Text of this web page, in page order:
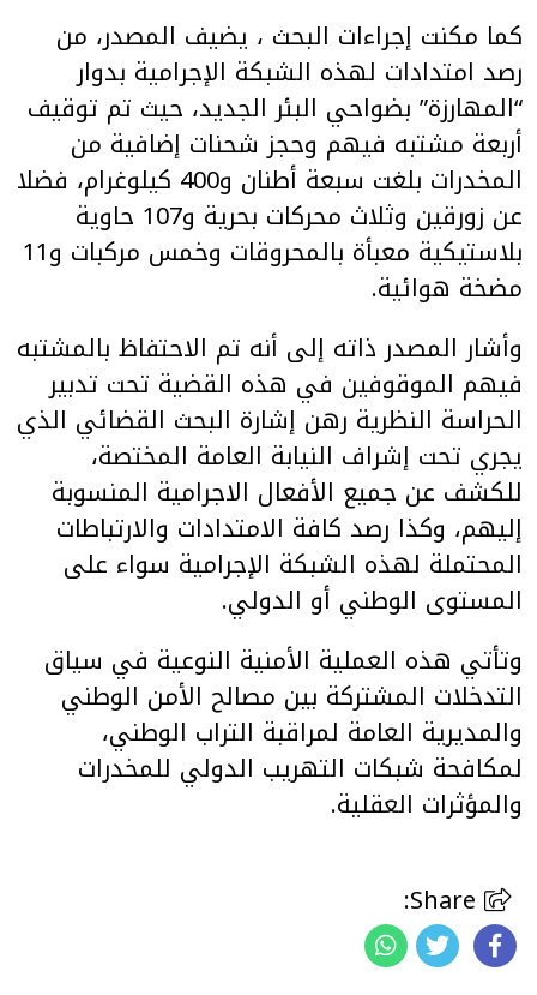
كما مكنت إجراءات البحث ، يضيف المصدر، من
رصد امتدادات لهذه الشبكة الإجرامية بدوار
“المهارزة” بضواحي البئر الجديد، حيث تم توقيف
أربعة مشتبه فيهم وحجز شحنات إضافية من
المخدرات بلغت سبعة أطنان و400 كيلوغرام، فضلا
عن زورقين وثلاث محركات بحرية و107 حاوية
بلاستيكية معبأة بالمحروقات وخمس مركبات و11
مضخة هوائية.
وأشار المصدر ذاته إلى أنه تم الاحتفاظ بالمشتبه
فيهم الموقوفين في هذه القضية تحت تدبير
الحراسة النظرية رهن إشارة البحث القضائي الذي
يجري تحت إشراف النيابة العامة المختصة،
للكشف عن جميع الأفعال الاجرامية المنسوبة
إليهم، وكذا رصد كافة الامتدادات والارتباطات
المحتملة لهذه الشبكة الإجرامية سواء على
المستوى الوطني أو الدولي.
وتأتي هذه العملية الأمنية النوعية في سياق
التدخلات المشتركة بين مصالح الأمن الوطني
والمديرية العامة لمراقبة التراب الوطني،
لمكافحة شبكات التهريب الدولي للمخدرات
والمؤثرات العقلية.